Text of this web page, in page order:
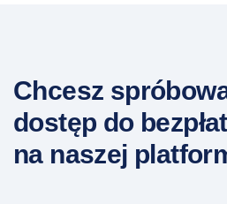
Chcesz
dostęp do
na naszej